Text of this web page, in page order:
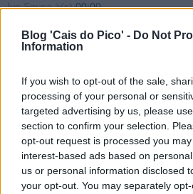
Blog 'Cais do Pico' - Do Not
Information
If you wish to opt-out of the sale,
processing of your personal or
targeted advertising by us, please
section to confirm your selection.
opt-out request is processed you
interest-based ads based on
us or personal information disclosed
your opt-out. You may separately
Ivo Sousa à(s)00:00
Partilhar